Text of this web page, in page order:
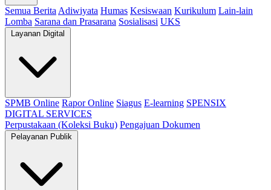
Semua Berita Adiwiyata Humas Kesiswaan Kurikulum Lain-lain
Lomba Sarana dan Prasarana Sosialisasi UKS
Layanan Digital
SPMB Online Rapor Online Siagus E-learning SPENSIX
DIGITAL SERVICES
Perpustakaan (Koleksi Buku) Pengajuan Dokumen
Pelayanan Publik